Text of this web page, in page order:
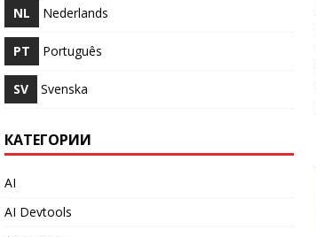
NL Nederlands
PT Português
SV Svenska
КАТЕГОРИИ
AI
AI Devtools